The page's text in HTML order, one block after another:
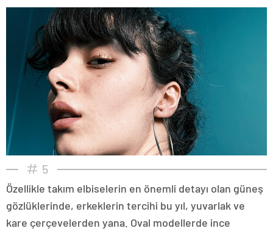
5
Özellikle takım elbiselerin en önemli detayı olan güneş
gözlüklerinde, erkeklerin tercihi bu yıl, yuvarlak ve
kare çerçevelerden yana. Oval modellerde ince